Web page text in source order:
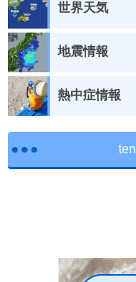
世界天気
地震情報
熱中症情報